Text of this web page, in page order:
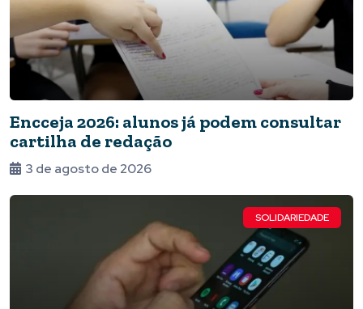
Encceja 2026: alunos já podem consultar
cartilha de redação
3 de agosto de 2026
SOLIDARIEDADE